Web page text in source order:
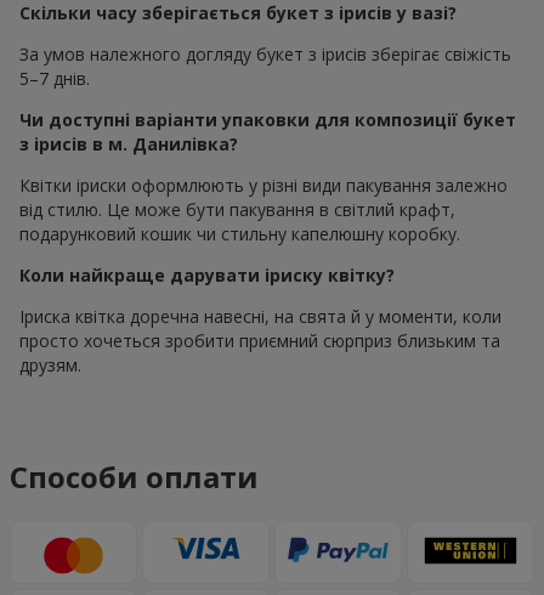
Скільки часу зберігається букет з ірисів у вазі?
За умов належного догляду букет з ірисів зберігає свіжість
5–7 днів.
Чи доступні варіанти упаковки для композиції букет
з ірисів в м. Данилівка?
Квітки іриски оформлюють у різні види пакування залежно
від стилю. Це може бути пакування в світлий крафт,
подарунковий кошик чи стильну капелюшну коробку.
Коли найкраще дарувати іриску квітку?
Іриска квітка доречна навесні, на свята й у моменти, коли
просто хочеться зробити приємний сюрприз близьким та
друзям.
Способи оплати